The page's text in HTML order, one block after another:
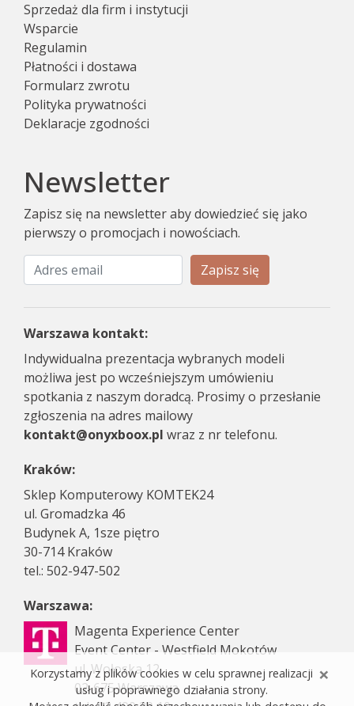
Sprzedaż dla firm i instytucji
Wsparcie
Regulamin
Płatności i dostawa
Formularz zwrotu
Polityka prywatności
Deklaracje zgodności
Newsletter
Zapisz się na newsletter aby dowiedzieć się jako
pierwszy o promocjach i nowościach.
Zapisz się
Warszawa kontakt:
Indywidualna prezentacja wybranych modeli
możliwa jest po wcześniejszym umówieniu
spotkania z naszym doradcą. Prosimy o przesłanie
zgłoszenia na adres mailowy
kontakt@onyxboox.pl wraz z nr telefonu.
Kraków:
Sklep Komputerowy KOMTEK24
ul. Gromadzka 46
Budynek A, 1sze piętro
30-714 Kraków
tel.: 502-947-502
Warszawa:
Magenta Experience Center
Event Center - Westfield Mokotów
ul. Wołoska 12
02-675 Warszawa
×
Korzystamy z plików cookies w celu sprawnej realizacji
usług i poprawnego działania strony.